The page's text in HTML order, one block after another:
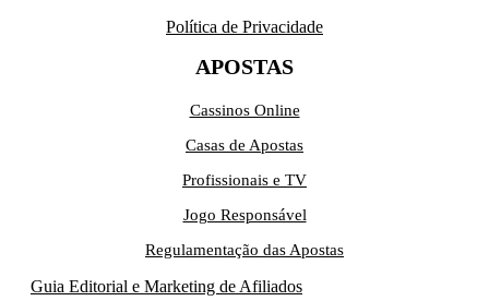
Política de Privacidade
APOSTAS
Cassinos Online
Casas de Apostas
Profissionais e TV
Jogo Responsável
Regulamentação das Apostas
Guia Editorial e Marketing de Afiliados